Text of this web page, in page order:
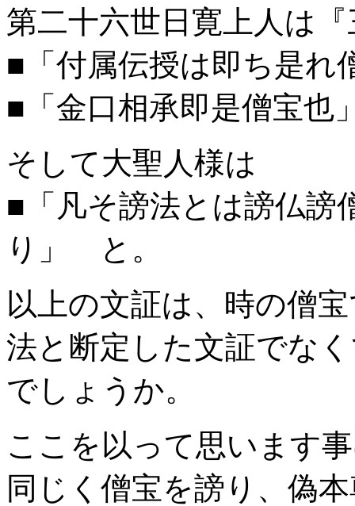
第二十六世日寛上人は
■「付属伝授は即ち是れ
■「金口相承即是僧宝
そして大聖人様は
■「凡そ謗法とは謗仏謗
り」 と。
以上の文証は、時の僧
法と断定した文証でな
でしょうか。
ここを以って思います
同じく僧宝を謗り、偽